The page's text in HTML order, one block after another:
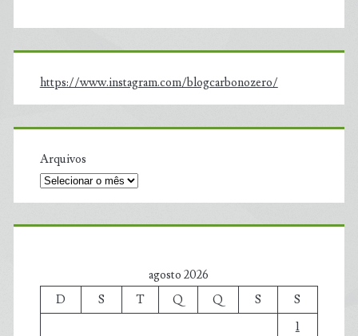
https://www.instagram.com/blogcarbonozero/
Arquivos
agosto 2026
D
S T Q Q S
S
1